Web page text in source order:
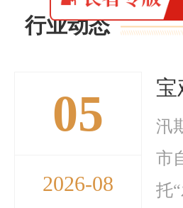
行业动态
05
2026-08
宝
汛
市
托